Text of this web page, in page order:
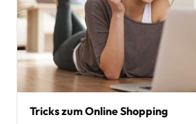
Tricks zum Online Shopping